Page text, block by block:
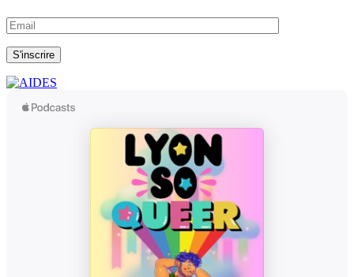
S'inscrire